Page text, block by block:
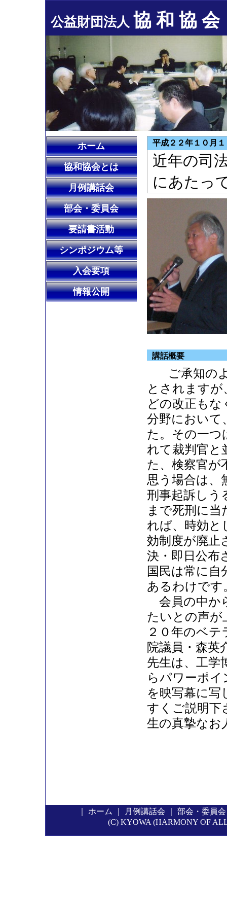
公益財団法人 協 和 協 会
ホーム
協和協会とは
月例講話会
部会・委員会
要請書活動
シンポジウム等
入会要項
情報公開
平成２２年１０月
近年の司
にあたっ
講話概要
ご承知の
とされます
どの改正も
分野において
た。その一つ
れて裁判官と
た、検察官が
思う場合は、
刑事起訴しう
まで死刑に
れば、時効と
効制度が廃止
決・即日公布
国民は常に自
あるわけです
会員の中か
たいとの声が
２０年のベ
院議員・森英
先生は、工学
らパワーポ
を映写幕に写
すくご説明下
生の真摯なお
ホーム 月例講話会 部会・委員会
(C) KYOWA (HARMONY OF